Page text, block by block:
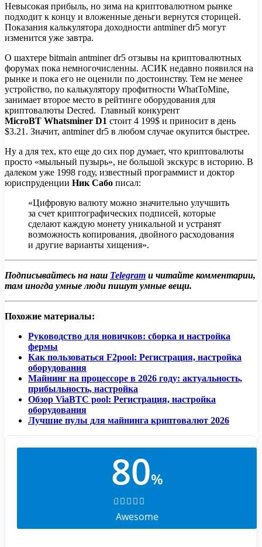
Невысокая прибыль, но зима на криптовалютном рынке
подходит к концу и вложенные деньги вернутся сторицей.
Показания калькулятора доходности antminer dr5 могут
изменится уже завтра.
О шахтере bitmain antminer dr5 отзывы на криптовалютных
форумах пока немногочисленны. АСИК недавно появился на
рынке и пока его не оценили по достоинству. Тем не менее
устройство, по калькулятору профитности WhatToMine,
занимает второе место в рейтинге оборудования для
криптовалюты Decred. Главный конкурент
MicroBT Whatsminer D1 стоит 4 199$ и приносит в день
$3.21. Значит, antminer dr5 в любом случае окупится быстрее.
Ну а для тех, кто еще до сих пор думает, что криптовалюты
просто «мыльный пузырь», не большой экскурс в историю. В
далеком уже 1998 году, известный программист и доктор
юриспруденции Ник Сабо писал:
«Цифровую валюту можно значительно улучшить
за счет криптографических подписей, которые
сделают каждую монету уникальной и устранят
возможность копирования, двойного расходования
и другие варианты хищения».
Подписывайтесь на наш Telegram и читайте комментарии,
там иногда умные люди пишут умные вещи.
Похожие материалы:
Руководство для новичков: сборка и настройка
фермы
Как пользоваться F2pool: Регистрация, настройка
оборудования
Майнинг на процессоре в 2026 году: актуальность,
прибыльность, настройка
Обзор ViaBTC pool: Регистрация, настройка
оборудования
Лучшие пулы для майнинга криптовалют 2026
80%
Awesome